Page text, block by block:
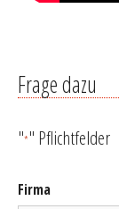
Frage dazu
"*" Pflichtfelder
Firma